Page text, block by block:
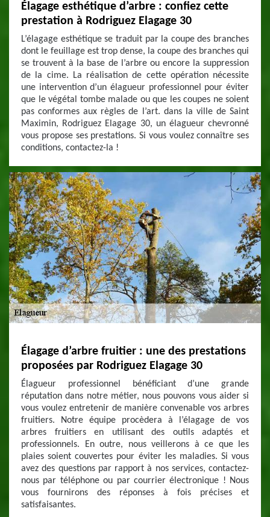
Élagage esthétique d’arbre : confiez cette
prestation à Rodriguez Elagage 30
L’élagage esthétique se traduit par la coupe des branches
dont le feuillage est trop dense, la coupe des branches qui
se trouvent à la base de l’arbre ou encore la suppression
de la cime. La réalisation de cette opération nécessite
une intervention d’un élagueur professionnel pour éviter
que le végétal tombe malade ou que les coupes ne soient
pas conformes aux règles de l’art. dans la ville de Saint
Maximin, Rodriguez Elagage 30, un élagueur chevronné
vous propose ses prestations. Si vous voulez connaître ses
conditions, contactez-la !
Élagage d’arbre fruitier : une des prestations
proposées par Rodriguez Elagage 30
Élagueur professionnel bénéficiant d’une grande
réputation dans notre métier, nous pouvons vous aider si
vous voulez entretenir de manière convenable vos arbres
fruitiers. Notre équipe procèdera à l’élagage de vos
arbres fruitiers en utilisant des outils adaptés et
professionnels. En outre, nous veillerons à ce que les
plaies soient couvertes pour éviter les maladies. Si vous
avez des questions par rapport à nos services, contactez-
nous par téléphone ou par courrier électronique ! Nous
vous fournirons des réponses à fois précises et
satisfaisantes.